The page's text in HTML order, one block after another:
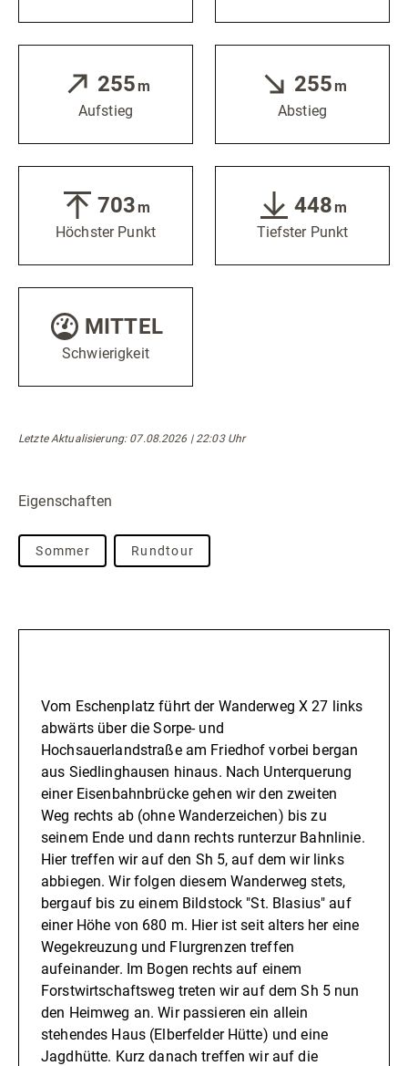
255m
Aufstieg
255m
Abstieg
703m
Höchster Punkt
448m
Tiefster Punkt
MITTEL
Schwierigkeit
Letzte Aktualisierung: 07.08.2026 | 22:03 Uhr
Eigenschaften
Sommer Rundtour
Vom Eschenplatz führt der Wanderweg X 27 links
abwärts über die Sorpe- und
Hochsauerlandstraße am Friedhof vorbei bergan
aus Siedlinghausen hinaus. Nach Unterquerung
einer Eisenbahnbrücke gehen wir den zweiten
Weg rechts ab (ohne Wanderzeichen) bis zu
seinem Ende und dann rechts runterzur Bahnlinie.
Hier treffen wir auf den Sh 5, auf dem wir links
abbiegen. Wir folgen diesem Wanderweg stets,
bergauf bis zu einem Bildstock "St. Blasius" auf
einer Höhe von 680 m. Hier ist seit alters her eine
Wegekreuzung und Flurgrenzen treffen
aufeinander. Im Bogen rechts auf einem
Forstwirtschaftsweg treten wir auf dem Sh 5 nun
den Heimweg an. Wir passieren ein allein
stehendes Haus (Elberfelder Hütte) und eine
Jagdhütte. Kurz danach treffen wir auf die